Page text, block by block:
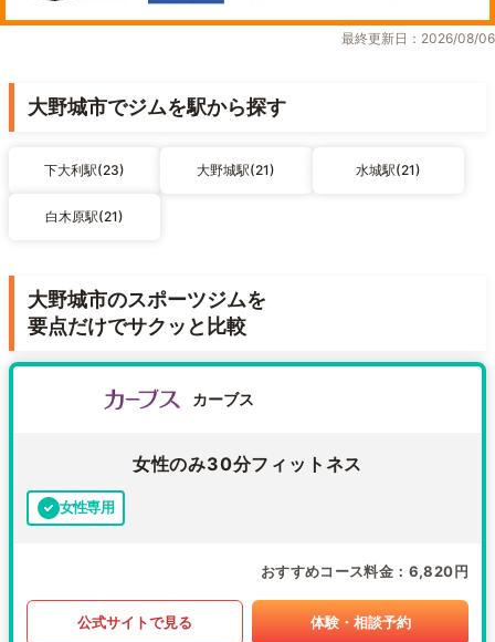
最終更新日：2026/08/06
大野城市でジムを駅から探す
下大利駅(23) 大野城駅(21) 水城駅(21)
白木原駅(21)
大野城市のスポーツジムを
要点だけでサクッと比較
カーブス
女性のみ30分フィットネス
女性専用
おすすめコース料金 6,820円
公式サイトで見る 体験・相談予約